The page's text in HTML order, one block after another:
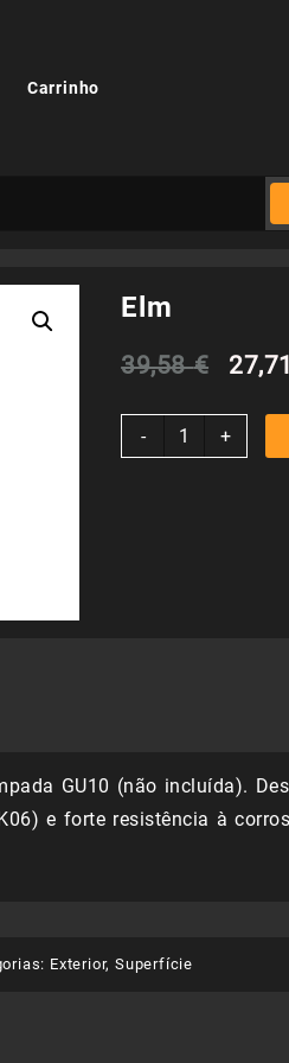
Carrinho
Elm
39,58€
O
27,71
-
Quantidade
+
GU10 (não incluída).
e forte resistência à
Exterior,Superfície